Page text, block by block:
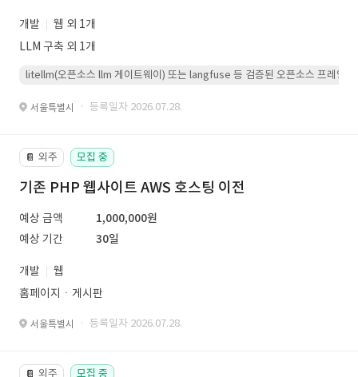
개발
웹 외 1개
LLM 구축 외 1개
litellm(오픈소스 llm 게이트웨이) 또는 langfuse 등 검증된 오픈소스 프레임워
서울특별시 · 등록일자 2026.07.28.
📔 외주 모집 중
기존 PHP 웹사이트 AWS 호스팅 이전
예상 금액
1,000,000원
예상 기간
30일
개발
웹
홈페이지ㆍ게시판
서울특별시 · 등록일자 2026.07.28.
📔 외주 모집 중